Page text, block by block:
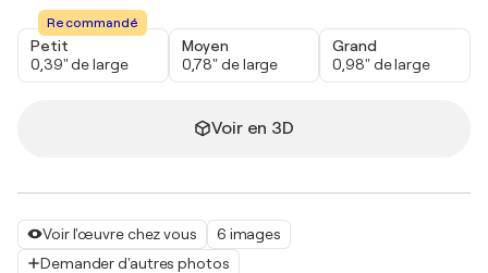
Voir l'œuvre chez vous
6 images
Demander d'autres photos
Recommandé
Petit
0,39" de large
Moyen
0,78" de large
Grand
0,98" de large
Voir en 3D